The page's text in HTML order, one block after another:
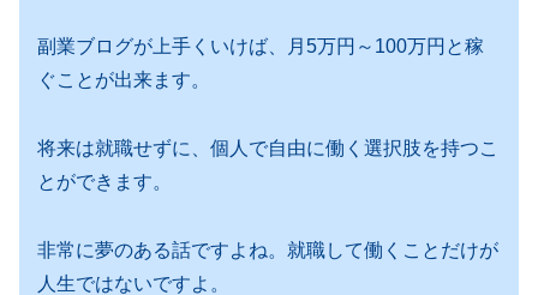
副業ブログが上手くいけば、月5万円～100万円と稼
ぐことが出来ます。
将来は就職せずに、個人で自由に働く選択肢を持つこ
とができます。
非常に夢のある話ですよね。就職して働くことだけが
人生ではないですよ。